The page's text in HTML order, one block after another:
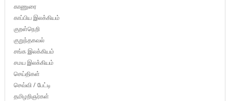
காணுரை
காப்பிய இலக்கியம்
குறள்நெறி
குறுந்தகவல்
சங்க இலக்கியம்
சமய இலக்கியம்
செய்திகள்
செவ்வி / பேட்டி
தமிழறிஞர்கள்